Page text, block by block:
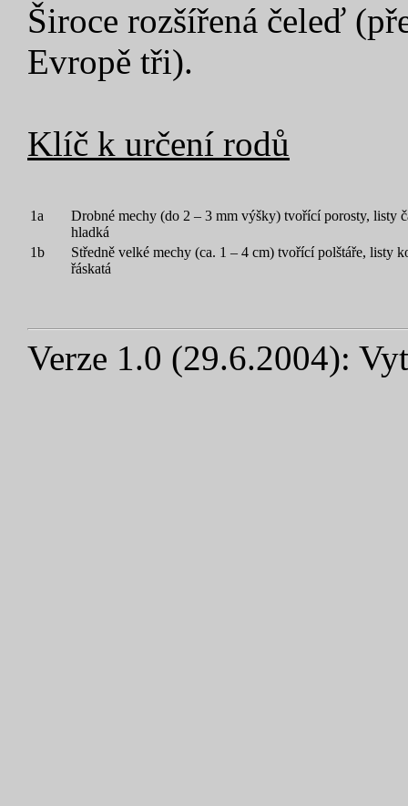
Široce rozšířená čeleď
Evropě tři).
Klíč k určení rodů
1a
Drobné mechy (do 2 – 3 mm výšky) tvořící porosty, listy
hladká
1b
Středně velké mechy (ca. 1 – 4 cm) tvořící polštáře, listy
řáskatá
Verze 1.0 (29.6.2004):